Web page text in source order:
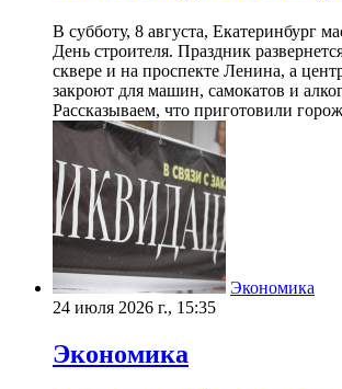
В субботу, 8 августа, Екатеринбург
День строителя. Праздник
сквере и на проспекте Ленина, а
закроют для машин, самокатов и
Рассказываем, что приготовили
Экономика
24 июля 2026 г., 15:35
Экономика